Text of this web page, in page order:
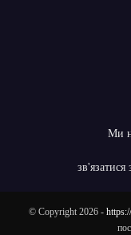
Ми
зв'язатися
© Copyright 2026 -